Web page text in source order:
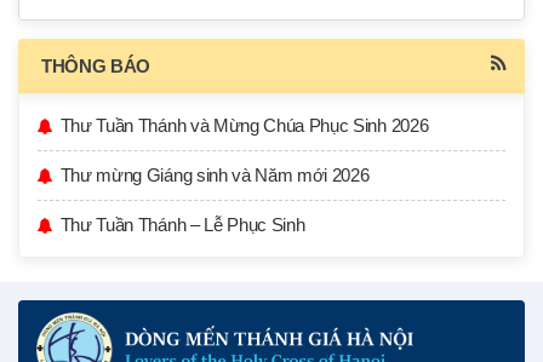
THÔNG BÁO
Thư Tuần Thánh và Mừng Chúa Phục Sinh 2026
Thư mừng Giáng sinh và Năm mới 2026
Thư Tuần Thánh – Lễ Phục Sinh